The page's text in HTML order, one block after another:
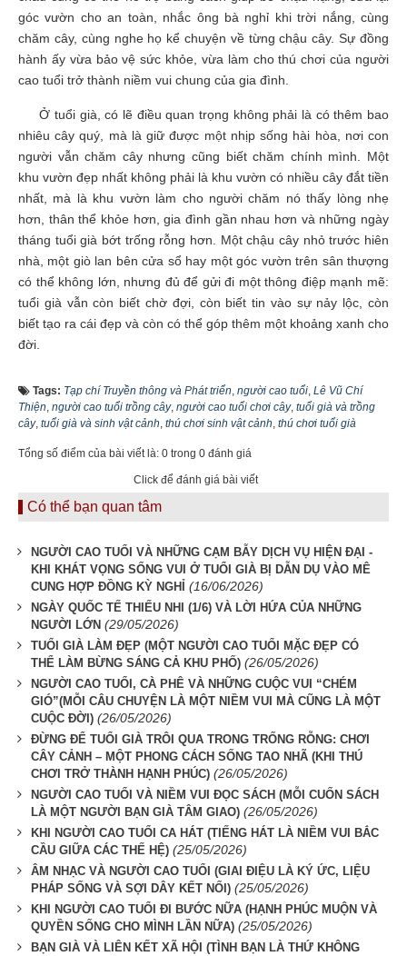
góc vườn cho an toàn, nhắc ông bà nghỉ khi trời nắng, cùng
chăm cây, cùng nghe họ kể chuyện về từng chậu cây. Sự đồng
hành ấy vừa bảo vệ sức khỏe, vừa làm cho thú chơi của người
cao tuổi trở thành niềm vui chung của gia đình.
Ở tuổi già, có lẽ điều quan trọng không phải là có thêm bao
nhiêu cây quý, mà là giữ được một nhịp sống hài hòa, nơi con
người vẫn chăm cây nhưng cũng biết chăm chính mình. Một
khu vườn đẹp nhất không phải là khu vườn có nhiều cây đắt tiền
nhất, mà là khu vườn làm cho người chăm nó thấy lòng nhẹ
hơn, thân thể khỏe hơn, gia đình gần nhau hơn và những ngày
tháng tuổi già bớt trống rỗng hơn. Một chậu cây nhỏ trước hiên
nhà, một giò lan bên cửa sổ hay một góc vườn trên sân thượng
có thể không lớn, nhưng đủ để gửi đi một thông điệp mạnh mẽ:
tuổi già vẫn còn biết chờ đợi, còn biết tin vào sự nảy lộc, còn
biết tạo ra cái đẹp và còn có thể góp thêm một khoảng xanh cho
đời.
Tags: Tạp chí Truyền thông và Phát triển, người cao tuổi, Lê Vũ Chí
Thiện, người cao tuổi trồng cây, người cao tuổi chơi cây, tuổi già và trồng
cây, tuổi già và sinh vật cảnh, thú chơi sinh vật cảnh, thú chơi tuổi già
Tổng số điểm của bài viết là: 0 trong 0 đánh giá
Click để đánh giá bài viết
Có thể bạn quan tâm
NGƯỜI CAO TUỔI VÀ NHỮNG CẠM BẪY DỊCH VỤ HIỆN ĐẠI -
KHI KHÁT VỌNG SỐNG VUI Ở TUỔI GIÀ BỊ DẪN DỤ VÀO MÊ
CUNG HỢP ĐỒNG KỲ NGHỈ
(16/06/2026)
NGÀY QUỐC TẾ THIẾU NHI (1/6) VÀ LỜI HỨA CỦA NHỮNG
NGƯỜI LỚN (29/05/2026)
TUỔI GIÀ LÀM ĐẸP (MỘT NGƯỜI CAO TUỔI MẶC ĐẸP CÓ
THỂ LÀM BỪNG SÁNG CẢ KHU PHỐ) (26/05/2026)
NGƯỜI CAO TUỔI, CÀ PHÊ VÀ NHỮNG CUỘC VUI “CHÉM
GIÓ”(MỖI CÂU CHUYỆN LÀ MỘT NIỀM VUI MÀ CŨNG LÀ MỘT
CUỘC ĐỜI) (26/05/2026)
ĐỪNG ĐỂ TUỔI GIÀ TRÔI QUA TRONG TRỐNG RỖNG: CHƠI
CÂY CẢNH – MỘT PHONG CÁCH SỐNG TAO NHÃ (KHI THÚ
CHƠI TRỞ THÀNH HẠNH PHÚC) (26/05/2026)
NGƯỜI CAO TUỔI VÀ NIỀM VUI ĐỌC SÁCH (MỖI CUỐN SÁCH
LÀ MỘT NGƯỜI BẠN GIÀ TÂM GIAO) (26/05/2026)
KHI NGƯỜI CAO TUỔI CA HÁT (TIẾNG HÁT LÀ NIỀM VUI BẮC
CẦU GIỮA CÁC THẾ HỆ) (25/05/2026)
ÂM NHẠC VÀ NGƯỜI CAO TUỔI (GIAI ĐIỆU LÀ KÝ ỨC, LIỆU
PHÁP SỐNG VÀ SỢI DÂY KẾT NỐI) (25/05/2026)
KHI NGƯỜI CAO TUỔI ĐI BƯỚC NỮA (HẠNH PHÚC MUỘN VÀ
QUYỀN SỐNG CHO MÌNH LẦN NỮA) (25/05/2026)
BẠN GIÀ VÀ LIÊN KẾT XÃ HỘI (TÌNH BẠN LÀ THỨ KHÔNG